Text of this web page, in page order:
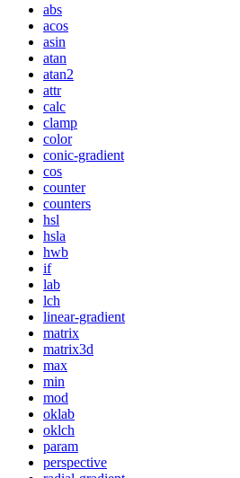
abs
acos
asin
atan
atan2
attr
calc
clamp
color
conic-gradient
cos
counter
counters
hsl
hsla
hwb
if
lab
lch
linear-gradient
matrix
matrix3d
max
min
mod
oklab
oklch
param
perspective